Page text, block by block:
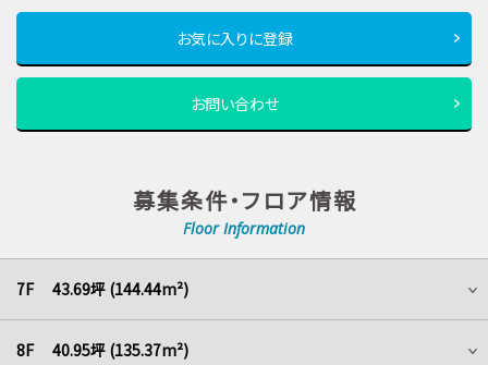
お気に入りに登録
お問い合わせ
募集条件・フロア情報
Floor Information
7F 43.69坪 (144.44m²)
8F 40.95坪 (135.37m²)